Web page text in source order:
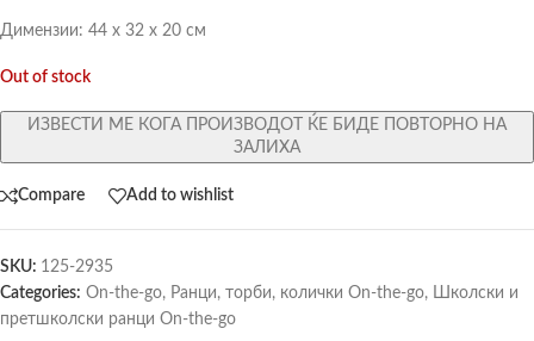
Димензии: 44 х 32 х 20 см
Out of stock
ИЗВЕСТИ МЕ КОГА ПРОИЗВОДОТ ЌЕ БИДЕ ПОВТОРНО НА
ЗАЛИХА
Compare Add to wishlist
SKU: 125-2935
Categories: On-the-go, Ранци, торби, колички On-the-go, Школски и
претшколски ранци On-the-go